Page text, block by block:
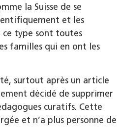
la Suisse de se
et les
ce type sont toutes
familles qui en ont les
surtout après un article
décidé de supprimer
curatifs. Cette
et n’a plus personne de